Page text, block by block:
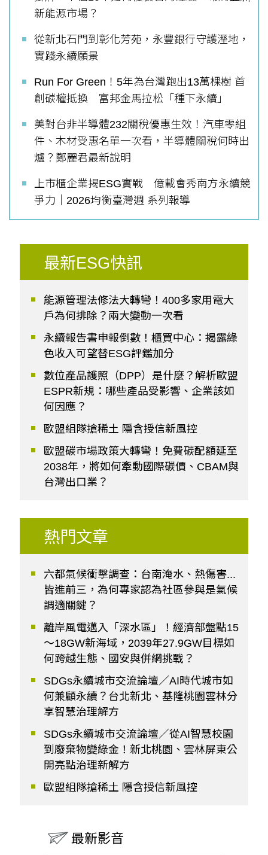
新能源市場？
從新北石門到彰化芳苑，永豐銀行守護溼地，
實踐永續願景
Run For Green！5年為台灣跑出13萬棵樹 首
創碳權抵換 富邦金馬拉松「種下永續」
美對台非半導體232關稅優惠生效！汽車零組
件、木材受惠名單一次看，半導體關稅何時出
爐？鄭麗君最新說明
上市櫃企業揭ESG實戰 億載會秀南方永續競
爭力｜2026均衡臺灣週 系列報導
最新ESG快訊
能源管理法修法大轉彎！400多家用電大
戶為何排除？兩大變動一次看
永續報告書申報倒數！櫃買中心：揭露綠
色收入可望替ESG評鑑加分
數位產品護照（DPP）是什麼？解析歐盟
ESPR新規：哪些產品受影響、企業該如
何因應？
歐盟組隊搶稀土 隱含授信新風控
歐盟碳市場政策大轉彎！免費碳配額延至
2038年，將如何牽動國際碳價、CBAM與
台灣出口業？
熱門文章
六都氣候衝擊調查：台南淹水、熱傷害...
皆進前三，為何專家認為社區參與是氣候
調適關鍵？
離岸風電邁入「深水區」！經濟部盤點15
～18GW新海域，2039年27.9GW目標如
何跨越生態、國安與併網挑戰？
SDGs永續城市交流論壇／AI時代城市如
何兼顧永續？台北新北、基隆桃園雲林分
享智慧治理解方
SDGs永續城市交流論壇／從AI智慧校園
到廢棄物變綠金！新北桃園、雲林屏東公
開亮點治理新解方
歐盟組隊搶稀土 隱含授信新風控
最新影音